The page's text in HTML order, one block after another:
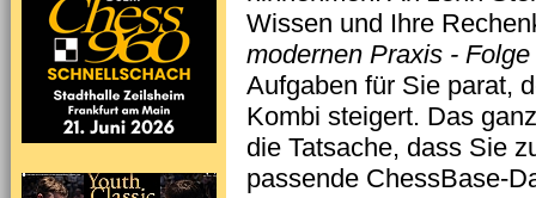
Wissen und Ihre
modernen Praxis - Folge
Aufgaben für Sie parat,
Kombi steigert. Das
die Tatsache, dass Sie
passende ChessBase-